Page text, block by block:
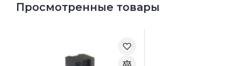
Просмотренные товары